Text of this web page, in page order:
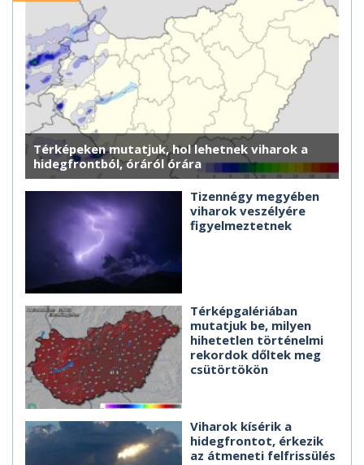
Térképeken mutatjuk, hol lehetnek viharok a
hidegfrontból, óráról órára
Tizennégy megyében
viharok veszélyére
figyelmeztetnek
Térképgalériában
mutatjuk be, milyen
hihetetlen történelmi
rekordok dőltek meg
csütörtökön
Viharok kísérik a
hidegfrontot, érkezik
az átmeneti felfrissülés